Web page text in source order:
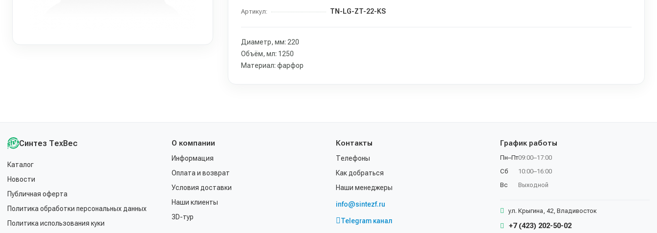
Артикул: TN-LG-ZT-22-KS
Диаметр, мм: 220
Объём, мл: 1250
Материал: фарфор
Синтез ТехВес
Каталог
Новости
Публичная оферта
Политика обработки персональных данных
Политика использования куки
О компании
Информация
Оплата и возврат
Условия доставки
Наши клиенты
3D-тур
Контакты
Телефоны
Как добраться
Наши менеджеры
info@sintezf.ru
Telegram канал
График работы
Пн–Пт
Сб
Вс
09:00–17:00
10:00–16:00
Выходной
ул. Крыгина, 42, Владивосток
+7 (423) 202-50-02